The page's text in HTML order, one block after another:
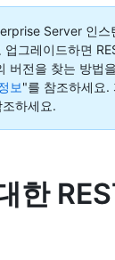
Server 인
그레이드하면
버전을 찾는 방법
보"를 참조하세요.
하세요.
한